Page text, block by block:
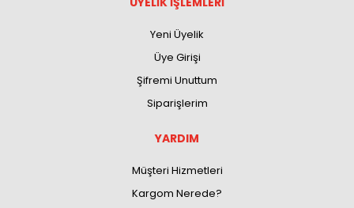
Yeni Üyelik
Üye Girişi
Şifremi Unuttum
Siparişlerim
YARDIM
Müşteri Hizmetleri
Kargom Nerede?